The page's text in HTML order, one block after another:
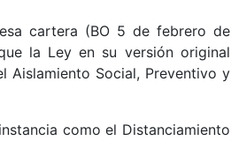
cartera (BO 5 de febrero de
la Ley en su versión original
Aislamiento Social, Preventivo y
como el Distanciamiento